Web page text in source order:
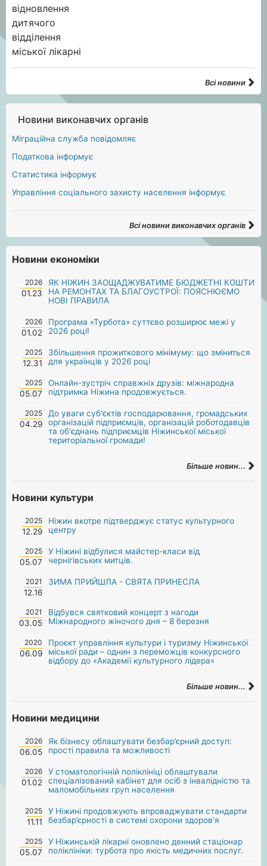
Всі новини
Новини виконавчих органів
Міграційна служба повідомляє
Податкова інформує
Статистика інформує
Управління соціального захисту населення інформує
Всі новини виконавчих органів
Новини економіки
2026
01.23
ЯК НІЖИН ЗАОЩАДЖУВАТИМЕ БЮДЖЕТНІ КОШТИ
НА РЕМОНТАХ ТА БЛАГОУСТРОЇ: ПОЯСНЮЄМО
НОВІ ПРАВИЛА
2026
01.02
Програма «Турбота» суттєво розширює межі у
2026 році!
2025
12.31
Збільшення прожиткового мінімуму: що зміниться
для українців у 2026 році
2025
05.07
Онлайн-зустріч справжніх друзів: міжнародна
підтримка Ніжина продовжується.
2025
04.29
До уваги суб'єктів господарювання, громадських
організацій підприємців, організацій роботодавців
та об'єднань підприємців Ніжинської міської
територіальної громади!
Більше новин...
Новини культури
2025
12.29
Ніжин вкотре підтверджує статус культурного
центру
2025
05.07
У Ніжині відбулися майстер-класи від
чернігівських митців.
2021
12.16
ЗИМА ПРИЙШЛА - СВЯТА ПРИНЕСЛА
2021
03.05
Відбувся святковий концерт з нагоди
Міжнародного жіночого дня – 8 березня
2020
06.09
Проєкт управління культури і туризму Ніжинської
міської ради – однин з переможців конкурсного
відбору до «Академії культурного лідера»
Більше новин...
Новини медицини
2026
06.05
Як бізнесу облаштувати безбар’єрний доступ:
прості правила та можливості
2026
01.02
У стоматологічній поліклініці облаштували
спеціалізований кабінет для осіб з інвалідністю та
маломобільних груп населення
2025
11.11
У Ніжині продовжують впроваджувати стандарти
безбар’єрності в системі охорони здоров’я
2025
05.07
У Ніжинській лікарні оновлено денний стаціонар
поліклініки: турбота про якість медичних послуг.